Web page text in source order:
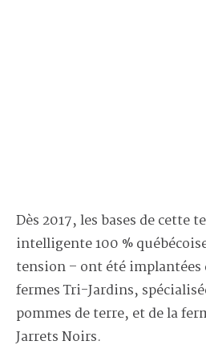
Dès 2017, les bases de cette
intelligente 100 %
tension – ont été implantées
fermes Tri-Jardins,
pommes de terre, et de la
Jarrets Noirs.